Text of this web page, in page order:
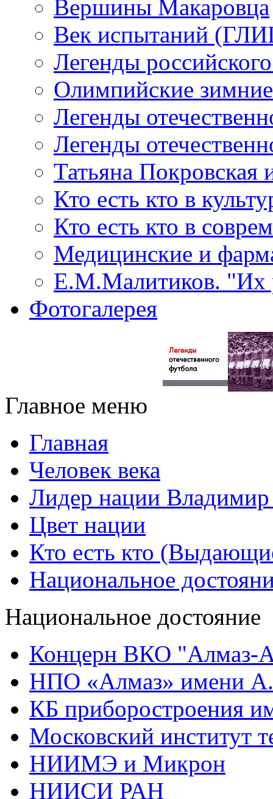
Вершины Макаровца
Век испытаний
Легенды
Олимпийские
Легенды
Легенды
Татьяна Покровская
Кто есть кто в
Кто есть кто в
Медицинские и
Е.М.Малитиков. "Их
Фотогалерея
Главное меню
Главная
Человек века
Лидер нации
Цвет нации
Кто есть кто
Национальное
Национальное достояние
Концерн ВКО "Алмаз-
НПО «Алмаз» имени
КБ приборостроения
Московский институт
НИИМЭ и Микрон
НИИСИ РАН